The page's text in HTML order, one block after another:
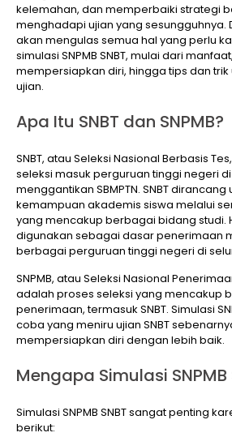
kelemahan, dan memperbaiki strategi
menghadapi ujian yang sesungguhnya.
akan mengulas semua hal yang perlu
simulasi SNPMB SNBT, mulai dari
mempersiapkan diri, hingga tips dan trik
ujian.
Apa Itu SNBT dan SNPMB?
SNBT, atau Seleksi Nasional Berbasis
seleksi masuk perguruan tinggi negeri
menggantikan SBMPTN. SNBT
kemampuan akademis siswa melalui
yang mencakup berbagai bidang studi.
digunakan sebagai dasar penerimaan
berbagai perguruan tinggi negeri di
SNPMB, atau Seleksi Nasional
adalah proses seleksi yang mencakup
penerimaan, termasuk SNBT. Simulasi
coba yang meniru ujian SNBT
mempersiapkan diri dengan lebih baik.
Mengapa Simulasi SNPMB
Simulasi SNPMB SNBT sangat penting
berikut: